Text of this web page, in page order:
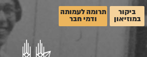
ביקור
במוזיאון
תרומה לעמותה
ודמי חבר